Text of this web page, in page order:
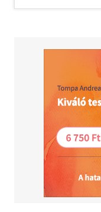
fundamental parts
origins of our
and language and
environment; about
agricultural surplus
state; about how
in the increased
efforts to
long and deep
importance as we
present day and